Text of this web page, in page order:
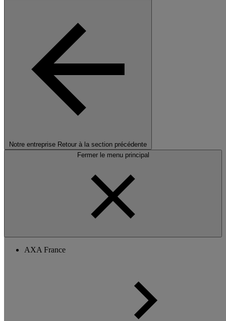
Notre entreprise Retour à la section précédente
Fermer le menu principal
AXA France